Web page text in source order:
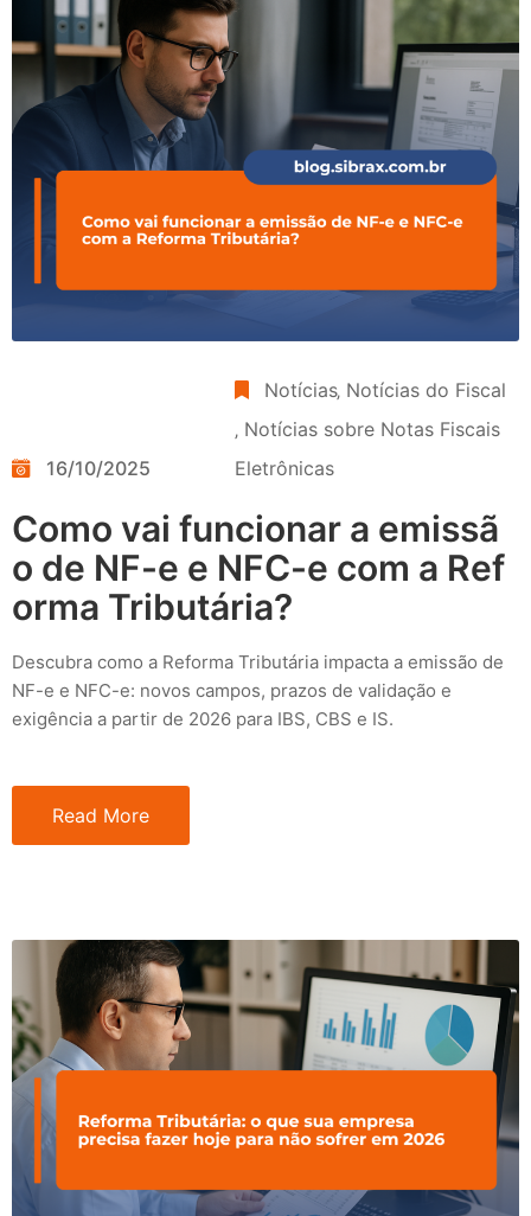
16/10/2025
Notícias‚ Notícias do Fiscal
‚ Notícias sobre Notas Fiscais
Eletrônicas
Como vai funcionar a emissã
o de NF-e e NFC-e com a Ref
orma Tributária?
Descubra como a Reforma Tributária impacta a emissão de
NF-e e NFC-e: novos campos, prazos de validação e
exigência a partir de 2026 para IBS, CBS e IS.
Read More